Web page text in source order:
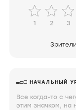
1 2 3
Зрители
НАЧАЛЬНЫЙ
Все когда-то с
этим значком, на